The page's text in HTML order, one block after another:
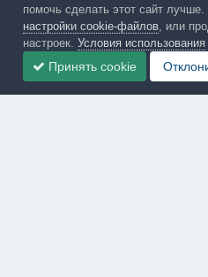
помочь сделать этот сайт
настройки cookie-файлов , или
настроек.Условия использования
Принять cookie